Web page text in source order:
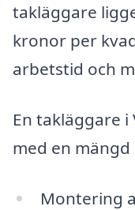
takläggare
kronor per
arbetstid och
En takläggare
med en
Montering